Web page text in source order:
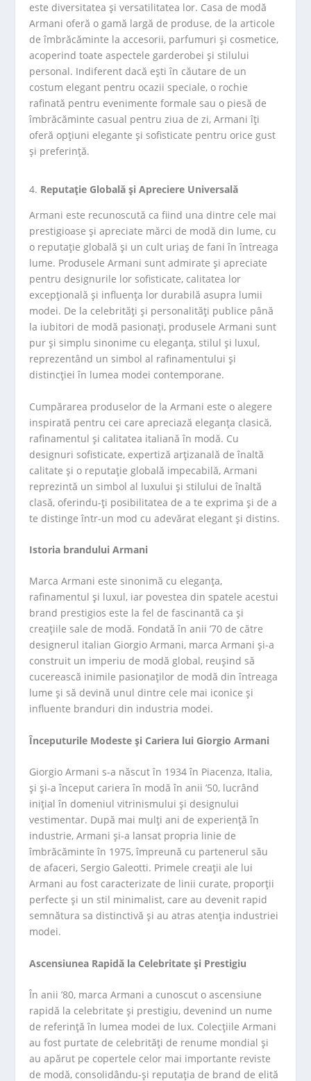
este diversitatea și versatilitatea lor. Casa de modă
Armani oferă o gamă largă de produse, de la articole
de îmbrăcăminte la accesorii, parfumuri și cosmetice,
acoperind toate aspectele garderobei și stilului
personal. Indiferent dacă ești în căutare de un
costum elegant pentru ocazii speciale, o rochie
rafinată pentru evenimente formale sau o piesă de
îmbrăcăminte casual pentru ziua de zi, Armani îți
oferă opțiuni elegante și sofisticate pentru orice gust
și preferință.
Reputație Globală și Apreciere Universală
Armani este recunoscută ca fiind una dintre cele mai
prestigioase și apreciate mărci de modă din lume, cu
o reputație globală și un cult uriaș de fani în întreaga
lume. Produsele Armani sunt admirate și apreciate
pentru designurile lor sofisticate, calitatea lor
excepțională și influența lor durabilă asupra lumii
modei. De la celebrități și personalități publice până
la iubitori de modă pasionați, produsele Armani sunt
pur și simplu sinonime cu eleganța, stilul și luxul,
reprezentând un simbol al rafinamentului și
distincției în lumea modei contemporane.
Cumpărarea produselor de la Armani este o alegere
inspirată pentru cei care apreciază eleganța clasică,
rafinamentul și calitatea italiană în modă. Cu
designuri sofisticate, expertiză arțizanală de înaltă
calitate și o reputație globală impecabilă, Armani
reprezintă un simbol al luxului și stilului de înaltă
clasă, oferindu-ți posibilitatea de a te exprima și de a
te distinge într-un mod cu adevărat elegant și distins.
Istoria brandului Armani
Marca Armani este sinonimă cu eleganța,
rafinamentul și luxul, iar povestea din spatele acestui
brand prestigios este la fel de fascinantă ca și
creațiile sale de modă. Fondată în anii ’70 de către
designerul italian Giorgio Armani, marca Armani și-a
construit un imperiu de modă global, reușind să
cucerească inimile pasionaților de modă din întreaga
lume și să devină unul dintre cele mai iconice și
influente branduri din industria modei.
Începuturile Modeste și Cariera lui Giorgio Armani
Giorgio Armani s-a născut în 1934 în Piacenza, Italia,
și și-a început cariera în modă în anii ’50, lucrând
inițial în domeniul vitrinismului și designului
vestimentar. După mai mulți ani de experiență în
industrie, Armani și-a lansat propria linie de
îmbrăcăminte în 1975, împreună cu partenerul său
de afaceri, Sergio Galeotti. Primele creații ale lui
Armani au fost caracterizate de linii curate, proporții
perfecte și un stil minimalist, care au devenit rapid
semnătura sa distinctivă și au atras atenția industriei
modei.
Ascensiunea Rapidă la Celebritate și Prestigiu
În anii ’80, marca Armani a cunoscut o ascensiune
rapidă la celebritate și prestigiu, devenind un nume
de referință în lumea modei de lux. Colecțiile Armani
au fost purtate de celebrități de renume mondial și
au apărut pe copertele celor mai importante reviste
de modă, consolidându-și reputația de brand de elită